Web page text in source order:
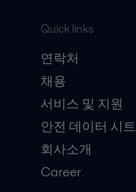
Quick links
연락처
채용
서비스 및 지원
안전 데이터 시트
회사소개
Career